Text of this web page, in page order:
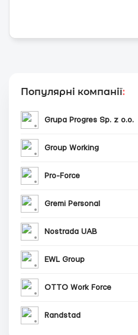
Популярні компанії:
Grupa Progres Sp. z o.o.
Group Working
Pro-Force
Gremi Personal
Nostrada UAB
EWL Group
OTTO Work Force
Randstad